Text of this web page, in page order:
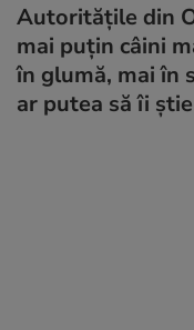
Autoritățile din
mai puțin câini
în glumă, mai în
ar putea să îi